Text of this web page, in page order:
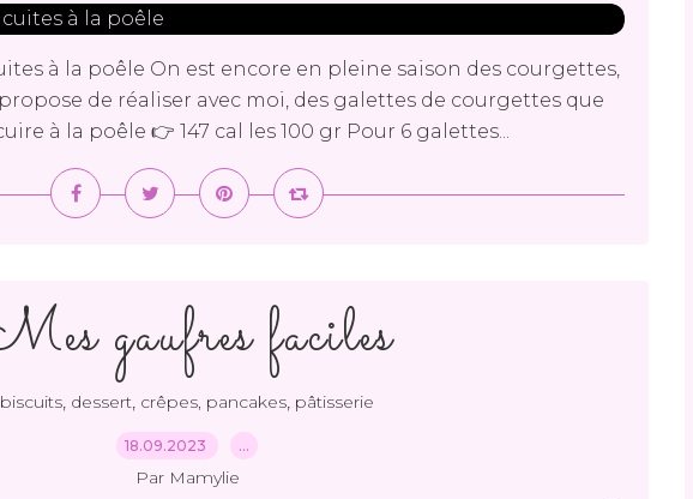
à la poêle On est encore en pleine saison des courgettes,
de réaliser avec moi, des galettes de courgettes que
à la poêle 👉 147 cal les 100 gr Pour 6 galettes...
gaufres faciles
biscuits, dessert, crêpes, pancakes, pâtisserie
18.09.2023 …
Par Mamylie